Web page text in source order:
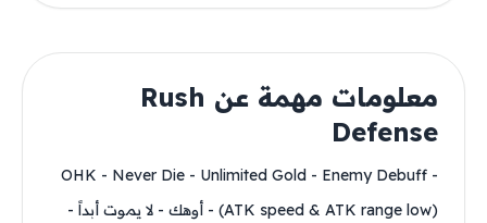
معلومات مهمة عن Rush
Defense
- OHK - Never Die - Unlimited Gold - Enemy Debuff
(ATK speed & ATK range low) - أوهك - لا يموت أبداً -